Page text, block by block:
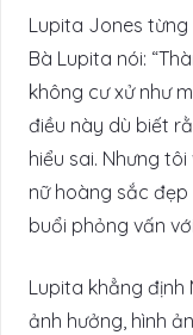
Lupita Jones
Bà Lupita nói:
không cư xử như
điều này dù biết
hiểu sai. Nhưng
nữ hoàng sắc
buổi phỏng vấn
Lupita khẳng định
ảnh hưởng, hình